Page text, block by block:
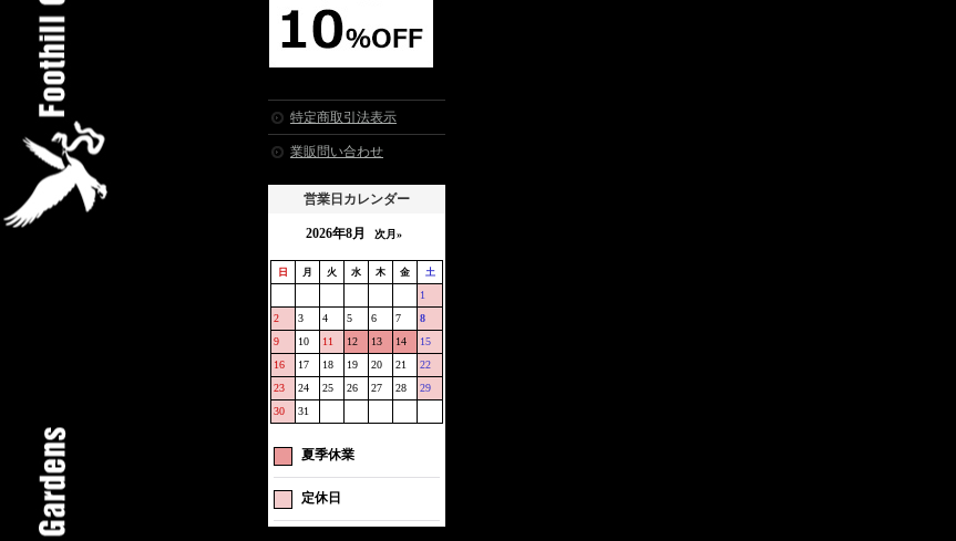
特定商取引法表示
業販問い合わせ
営業日カレンダー
2026年8月 次月»
日 月 火 水 木 金 土
1
2
3 4 5 6 7
8
9
10 11 12 13 14
15
16
17 18 19 20 21
22
23
24 25 26 27 28
29
30
31
夏季休業
定休日